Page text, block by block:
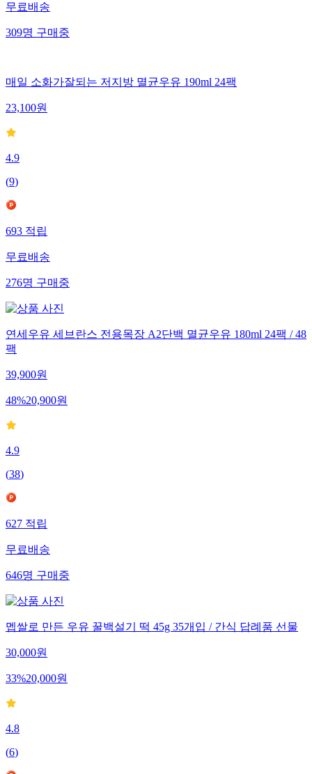
무료배송
309명 구매중
매일 소화가잘되는 저지방 멸균우유 190ml 24팩
23,100원
4.9
(9)
693적립
무료배송
276명구매중
연세우유 세브란스 전용목장 A2단백 멸균우유 180ml 24팩 / 48
팩
39,900원
48%20,900원
4.9
(38)
627적립
무료배송
646명구매중
멥쌀로 만든 우유 꿀백설기 떡 45g 35개입 / 간식 답례품 선물
30,000원
33%20,000원
4.8
(6)